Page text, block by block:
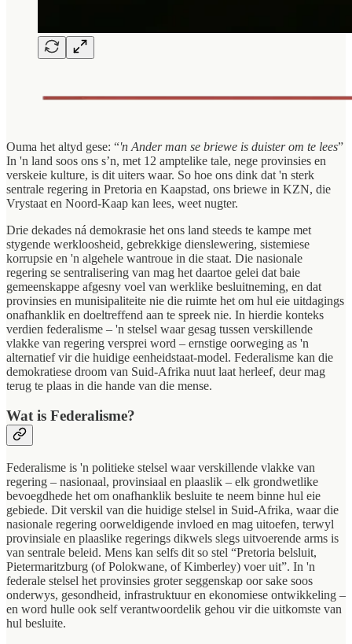
Ouma het altyd gese: “'n Ander man se briewe is duister om te lees”
In 'n land soos ons s’n, met 12 amptelike tale, nege provinsies en
verskeie kulture, is dit uiters waar. So hoe ons dink dat 'n sterk
sentrale regering in Pretoria en Kaapstad, ons briewe in KZN, die
Vrystaat en Noord-Kaap kan lees, weet nugter.
Drie dekades ná demokrasie het ons land steeds te kampe met
stygende werkloosheid, gebrekkige dienslewering, sistemiese
korrupsie en 'n algehele wantroue in die staat. Die nasionale
regering se sentralisering van mag het daartoe gelei dat baie
gemeenskappe afgesny voel van werklike besluitneming, en dat
provinsies en munisipaliteite nie die ruimte het om hul eie uitdagings
onafhanklik en doeltreffend aan te spreek nie. In hierdie konteks
verdien federalisme – 'n stelsel waar gesag tussen verskillende
vlakke van regering versprei word – ernstige oorweging as 'n
alternatief vir die huidige eenheidstaat-model. Federalisme kan die
demokratiese droom van Suid-Afrika nuut laat herleef, deur mag
terug te plaas in die hande van die mense.
Wat is Federalisme?
Federalisme is 'n politieke stelsel waar verskillende vlakke van
regering – nasionaal, provinsiaal en plaaslik – elk grondwetlike
bevoegdhede het om onafhanklik besluite te neem binne hul eie
gebiede. Dit verskil van die huidige stelsel in Suid-Afrika, waar die
nasionale regering oorweldigende invloed en mag uitoefen, terwyl
provinsiale en plaaslike regerings dikwels slegs uitvoerende arms is
van sentrale beleid. Mens kan selfs dit so stel “Pretoria belsluit,
Pietermaritzburg (of Polokwane, of Kimberley) voer uit”. In 'n
federale stelsel het provinsies groter seggenskap oor sake soos
onderwys, gesondheid, infrastruktuur en ekonomiese ontwikkeling –
en word hulle ook self verantwoordelik gehou vir die uitkomste van
hul besluite.